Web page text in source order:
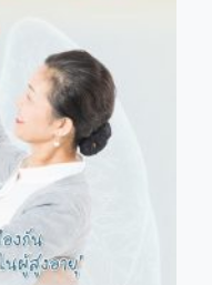
be
chosen
on
the
product